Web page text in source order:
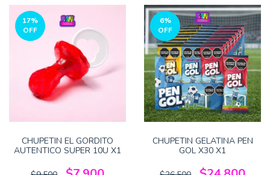
17%
OFF
CHUPETIN EL GORDITO
AUTENTICO SUPER 10U X1
6%
OFF
CHUPETIN GELATINA PEN
GOL X30 X1